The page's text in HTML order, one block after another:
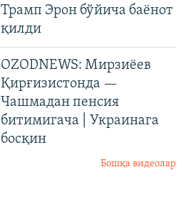
Трамп Эрон бўйича баёнот
қилди
OZODNEWS: Мирзиёев
Қирғизистонда —
Чашмадан пенсия
битимигача | Украинага
босқин
Бошқа видеолар